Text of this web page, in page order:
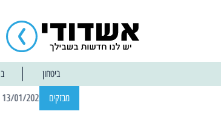
ביטחון
מבזקים